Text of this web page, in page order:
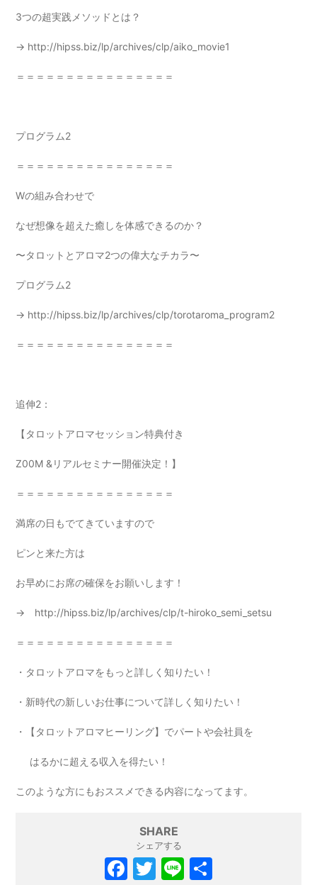
3つの超実践メソッドとは？
→ http://hipss.biz/lp/archives/clp/aiko_movie1
＝＝＝＝＝＝＝＝＝＝＝＝＝＝＝＝
プログラム2
＝＝＝＝＝＝＝＝＝＝＝＝＝＝＝＝
Wの組み合わせで
なぜ想像を超えた癒しを体感できるのか？
〜タロットとアロマ2つの偉大なチカラ〜
プログラム2
→ http://hipss.biz/lp/archives/clp/torotaroma_program2
＝＝＝＝＝＝＝＝＝＝＝＝＝＝＝＝
追伸2：
【タロットアロマセッション特典付き
Z00M &リアルセミナー開催決定！】
＝＝＝＝＝＝＝＝＝＝＝＝＝＝＝＝
満席の日もでてきていますので
ピンと来た方は
お早めにお席の確保をお願いします！
→ http://hipss.biz/lp/archives/clp/t-hiroko_semi_setsu
＝＝＝＝＝＝＝＝＝＝＝＝＝＝＝＝
・タロットアロマをもっと詳しく知りたい！
・新時代の新しいお仕事について詳しく知りたい！
・【タロットアロマヒーリング】でパートや会社員を
はるかに超える収入を得たい！
このような方にもおススメできる内容になってます。
SHARE
シェアする
F T Li